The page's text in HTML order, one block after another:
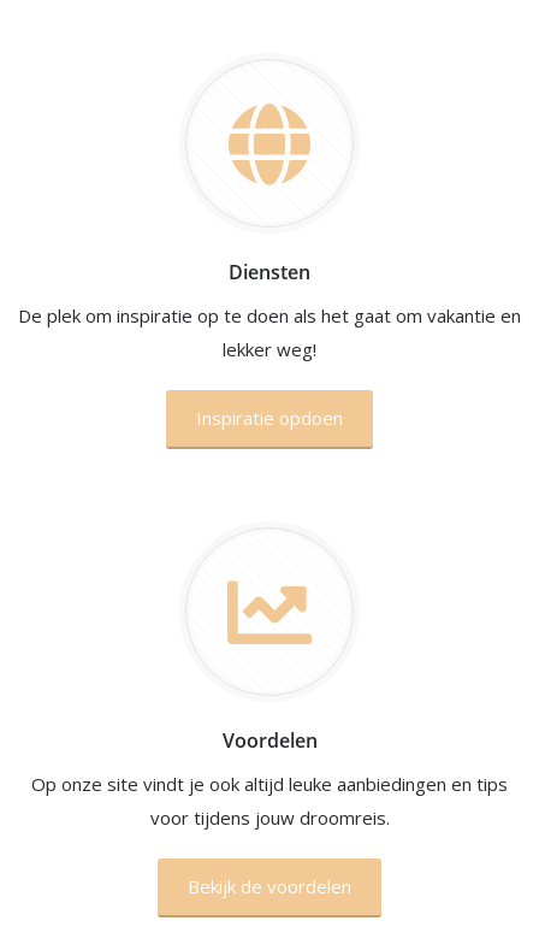
Diensten
De plek om inspiratie op te doen als het gaat om vakantie en
lekker weg!
Inspiratie opdoen
Voordelen
Op onze site vindt je ook altijd leuke aanbiedingen en tips
voor tijdens jouw droomreis.
Bekijk de voordelen